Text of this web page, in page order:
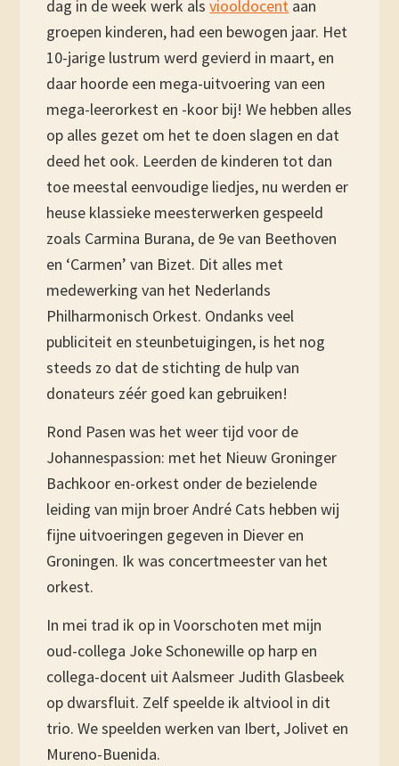
dag in de week werk alsviooldocent aan
groepen kinderen, had een bewogen jaar. Het
10-jarige lustrum werd gevierd in maart, en
daar hoorde een mega-uitvoering van een
mega-leerorkest en -koor bij! We hebben alles
op alles gezet om het te doen slagen en dat
deed het ook. Leerden de kinderen tot dan
toe meestal eenvoudige liedjes, nu werden er
heuse klassieke meesterwerken gespeeld
zoals Carmina Burana, de 9e van Beethoven
en ‘Carmen’ van Bizet. Dit alles met
medewerking van het Nederlands
Philharmonisch Orkest. Ondanks veel
publiciteit en steunbetuigingen, is het nog
steeds zo dat de stichting de hulp van
donateurs zéér goed kan gebruiken!
Rond Pasen was het weer tijd voor de
Johannespassion: met het Nieuw Groninger
Bachkoor en-orkest onder de bezielende
leiding van mijn broer André Cats hebben wij
fijne uitvoeringen gegeven in Diever en
Groningen. Ik was concertmeester van het
orkest.
In mei trad ik op in Voorschoten met mijn
oud-collega Joke Schonewille op harp en
collega-docent uit Aalsmeer Judith Glasbeek
op dwarsfluit. Zelf speelde ik altviool in dit
trio. We speelden werken van Ibert, Jolivet en
Mureno-Buenida.